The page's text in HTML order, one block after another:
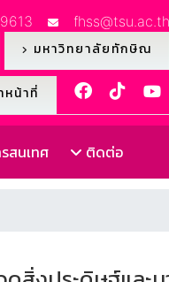
fhss@tsu.ac.th
มหาวิทยาลัยทักษิณ
หน้าที่
สนเทศ ติดต่อ